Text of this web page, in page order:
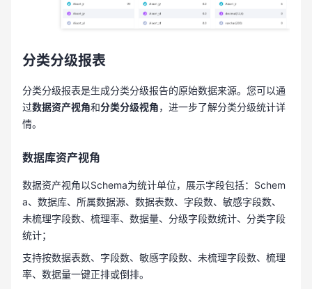
分类分级报表
分类分级报表是生成分类分级报告的原始数据来源。您可以通
过数据资产视角和分类分级视角，进一步了解分类分级统计详
情。
数据库资产视角
数据资产视角以Schema为统计单位，展示字段包括：Schem
a、数据库、所属数据源、数据表数、字段数、敏感字段数、
未梳理字段数、梳理率、数据量、分级字段数统计、分类字段
统计；
支持按数据表数、字段数、敏感字段数、未梳理字段数、梳理
率、数据量一键正排或倒排。